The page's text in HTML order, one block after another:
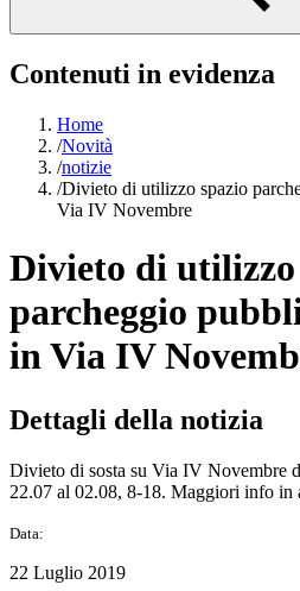
Contenuti in evidenza
Home
/Novità
/notizie
/Divieto di utilizzo spazio
Via IV Novembre
Divieto di utilizzo
parcheggio
in Via IV
Dettagli della notizia
Divieto di sosta su Via IV Novembre
22.07 al 02.08, 8-18. Maggiori info in
Data:
22 Luglio 2019